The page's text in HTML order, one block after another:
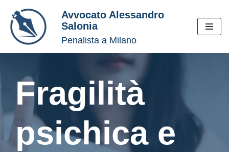
Vai
al
contenuto
Avvocato Alessandro
Salonia
Penalista a Milano
Fragilità
psichica e